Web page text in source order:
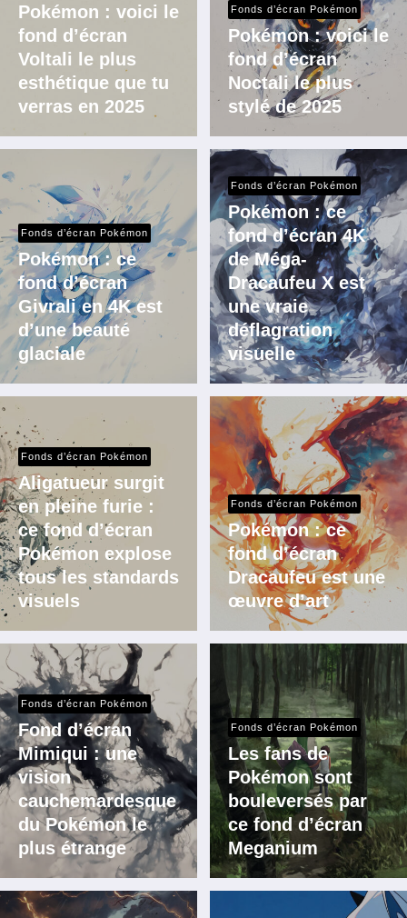
Pokémon : voici le
fond d’écran
Voltali le plus
esthétique que tu
verras en 2025
Fonds d’écran Pokémon
Pokémon : voici le
fond d’écran
Noctali le plus
stylé de 2025
Fonds d’écran Pokémon
Pokémon : ce
fond d’écran
Givrali en 4K est
d’une beauté
glaciale
Fonds d’écran Pokémon
Pokémon : ce
fond d’écran 4K
de Méga-
Dracaufeu X est
une vraie
déflagration
visuelle
Fonds d’écran Pokémon
Aligatueur surgit
en pleine furie :
ce fond d’écran
Pokémon explose
tous les standards
visuels
Fonds d’écran Pokémon
Pokémon : ce
fond d’écran
Dracaufeu est une
œuvre d’art
Fonds d’écran Pokémon
Fond d’écran
Mimiqui : une
vision
cauchemardesque
du Pokémon le
plus étrange
Fonds d’écran Pokémon
Les fans de
Pokémon sont
bouleversés par
ce fond d’écran
Meganium